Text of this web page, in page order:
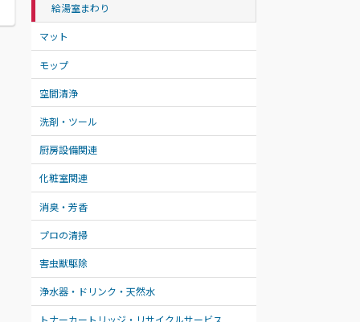
給湯室まわり
マット
モップ
空間清浄
洗剤・ツール
厨房設備関連
化粧室関連
消臭・芳香
プロの清掃
害虫獣駆除
浄水器・ドリンク・天然水